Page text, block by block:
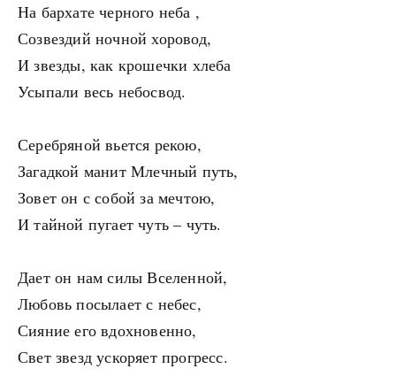
На бархате черного неба ,
Созвездий ночной хоровод,
И звезды, как крошечки хлеба
Усыпали весь небосвод.
Серебряной вьется рекою,
Загадкой манит Млечный путь,
Зовет он с собой за мечтою,
И тайной пугает чуть – чуть.
Дает он нам силы Вселенной,
Любовь посылает с небес,
Сияние его вдохновенно,
Свет звезд ускоряет прогресс.